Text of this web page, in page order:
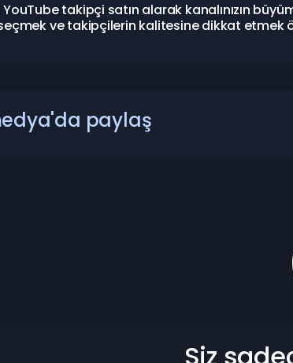
takipçi satın alarak kanalınızın
ve takipçilerin kalitesine dikkat etmek
paylaş